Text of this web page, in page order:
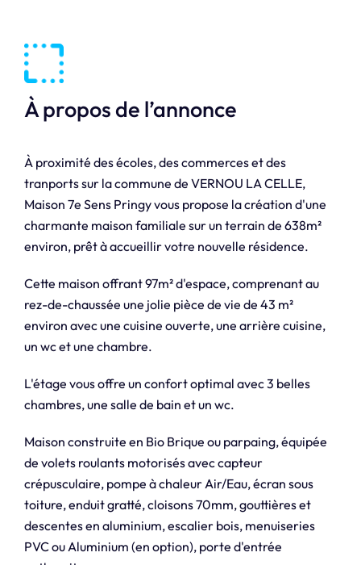
À propos de l’annonce
À proximité des écoles, des commerces et des
tranports sur la commune de VERNOU LA CELLE,
Maison 7e Sens Pringy vous propose la création d'une
charmante maison familiale sur un terrain de 638m²
environ, prêt à accueillir votre nouvelle résidence.
Cette maison offrant 97m² d'espace, comprenant au
rez-de-chaussée une jolie pièce de vie de 43 m²
environ avec une cuisine ouverte, une arrière cuisine,
un wc et une chambre.
L'étage vous offre un confort optimal avec 3 belles
chambres, une salle de bain et un wc.
Maison construite en Bio Brique ou parpaing, équipée
de volets roulants motorisés avec capteur
crépusculaire, pompe à chaleur Air/Eau, écran sous
toiture, enduit gratté, cloisons 70mm, gouttières et
descentes en aluminium, escalier bois, menuiseries
PVC ou Aluminium (en option), porte d'entrée